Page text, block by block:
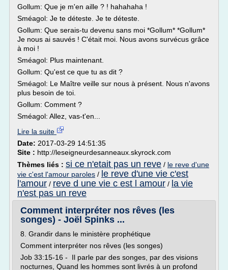
Gollum: Que je m'en aille ? ! hahahaha !
Sméagol: Je te déteste. Je te déteste.
Gollum: Que serais-tu devenu sans moi *Gollum* *Gollum*
Je nous ai sauvés ! C'était moi. Nous avons survécus grâce
à moi !
Sméagol: Plus maintenant.
Gollum: Qu'est ce que tu as dit ?
Sméagol: Le Maître veille sur nous à présent. Nous n'avons
plus besoin de toi.
Gollum: Comment ?
Sméagol: Allez, vas-t'en...
Lire la suite
Date: 2017-03-29 14:51:35
Site : http://leseigneurdesanneaux.skyrock.com
Thèmes liés : si ce n'etait pas un reve / le reve d'une
vie c'est l'amour paroles / le reve d'une vie c'est
l'amour / reve d une vie c est l amour / la vie
n'est pas un reve
Comment interpréter nos rêves (les
songes) - Joël Spinks ...
8. Grandir dans le ministère prophétique
Comment interpréter nos rêves (les songes)
Job 33:15-16 - Il parle par des songes, par des visions
nocturnes, Quand les hommes sont livrés à un profond